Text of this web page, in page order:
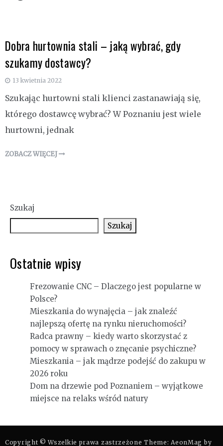
Dobra hurtownia stali – jaką wybrać, gdy
szukamy dostawcy?
13 kwietnia 2022
Szukając hurtowni stali klienci zastanawiają się,
którego dostawcę wybrać? W Poznaniu jest wiele
hurtowni, jednak
ZOBACZ WIĘCEJ
Szukaj
Szukaj
Ostatnie wpisy
Frezowanie CNC – Dlaczego jest popularne w
Polsce?
Mieszkania do wynajęcia – jak znaleźć
najlepszą ofertę na rynku nieruchomości?
Radca prawny – kiedy warto skorzystać z
pomocy w sprawach o znęcanie psychiczne?
Mieszkania – jak mądrze podejść do zakupu w
2026 roku
Dom na drzewie pod Poznaniem – wyjątkowe
miejsce na relaks wśród natury
Copyright © Wszelkie prawa zastrzeżone Theme: AeonMag by